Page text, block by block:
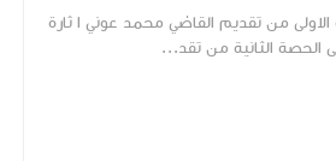
من تقديم القاضي محمد عوني ا ثارة
الحصة الثانية من تقد...